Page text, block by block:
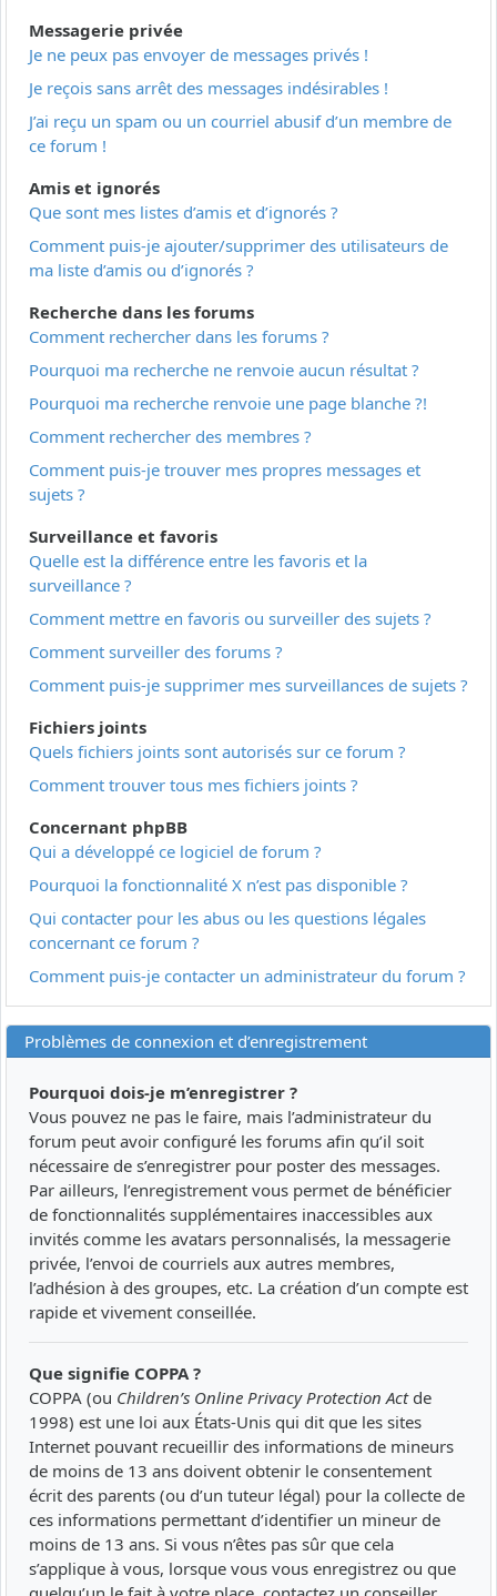
Messagerie privée
Je ne peux pas envoyer de messages privés !
Je reçois sans arrêt des messages indésirables !
J’ai reçu un spam ou un courriel abusif d’un membre de
ce forum !
Amis et ignorés
Que sont mes listes d’amis et d’ignorés ?
Comment puis-je ajouter/supprimer des utilisateurs de
ma liste d’amis ou d’ignorés ?
Recherche dans les forums
Comment rechercher dans les forums ?
Pourquoi ma recherche ne renvoie aucun résultat ?
Pourquoi ma recherche renvoie une page blanche ?!
Comment rechercher des membres ?
Comment puis-je trouver mes propres messages et
sujets ?
Surveillance et favoris
Quelle est la différence entre les favoris et la
surveillance ?
Comment mettre en favoris ou surveiller des sujets ?
Comment surveiller des forums ?
Comment puis-je supprimer mes surveillances de sujets ?
Fichiers joints
Quels fichiers joints sont autorisés sur ce forum ?
Comment trouver tous mes fichiers joints ?
Concernant phpBB
Qui a développé ce logiciel de forum ?
Pourquoi la fonctionnalité X n’est pas disponible ?
Qui contacter pour les abus ou les questions légales
concernant ce forum ?
Comment puis-je contacter un administrateur du forum ?
Problèmes de connexion et d’enregistrement
Pourquoi dois-je m’enregistrer ?
Vous pouvez ne pas le faire, mais l’administrateur du
forum peut avoir configuré les forums afin qu’il soit
nécessaire de s’enregistrer pour poster des messages.
Par ailleurs, l’enregistrement vous permet de bénéficier
de fonctionnalités supplémentaires inaccessibles aux
invités comme les avatars personnalisés, la messagerie
privée, l’envoi de courriels aux autres membres,
l’adhésion à des groupes, etc. La création d’un compte est
rapide et vivement conseillée.
Que signifie COPPA ?
COPPA (ou Children’s Online Privacy Protection Actde
1998) est une loi aux États-Unis qui dit que les sites
Internet pouvant recueillir des informations de mineurs
de moins de 13 ans doivent obtenir le consentement
écrit des parents (ou d’un tuteur légal) pour la collecte de
ces informations permettant d’identifier un mineur de
moins de 13 ans. Si vous n’êtes pas sûr que cela
s’applique à vous, lorsque vous vous enregistrez ou que